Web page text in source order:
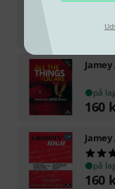
160
på
160
på
160